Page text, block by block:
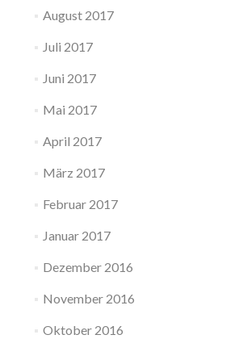
August 2017
Juli 2017
Juni 2017
Mai 2017
April 2017
März 2017
Februar 2017
Januar 2017
Dezember 2016
November 2016
Oktober 2016